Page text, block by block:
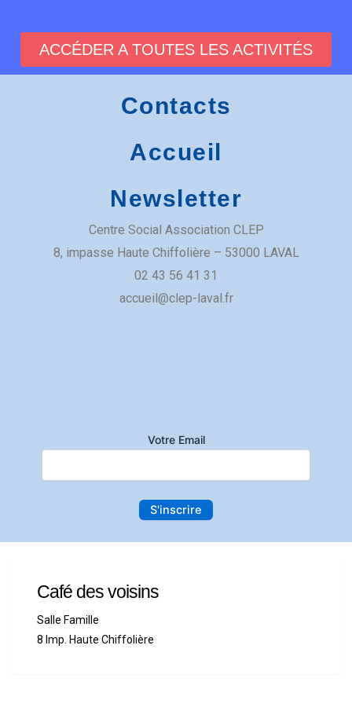
Café des voisins
8 Imp. Haute Chiffolière
Café des voisins
Salle Famille
8 Imp. Haute Chiffolière
ACCÉDER A TOUTES LES ACTIVITÉS
Contacts
Accueil
Newsletter
Centre Social Association CLEP
​8, impasse Haute Chiffolière – 53000 LAVAL​
02 43 56 41 31
accueil@clep-laval.fr
Votre Email